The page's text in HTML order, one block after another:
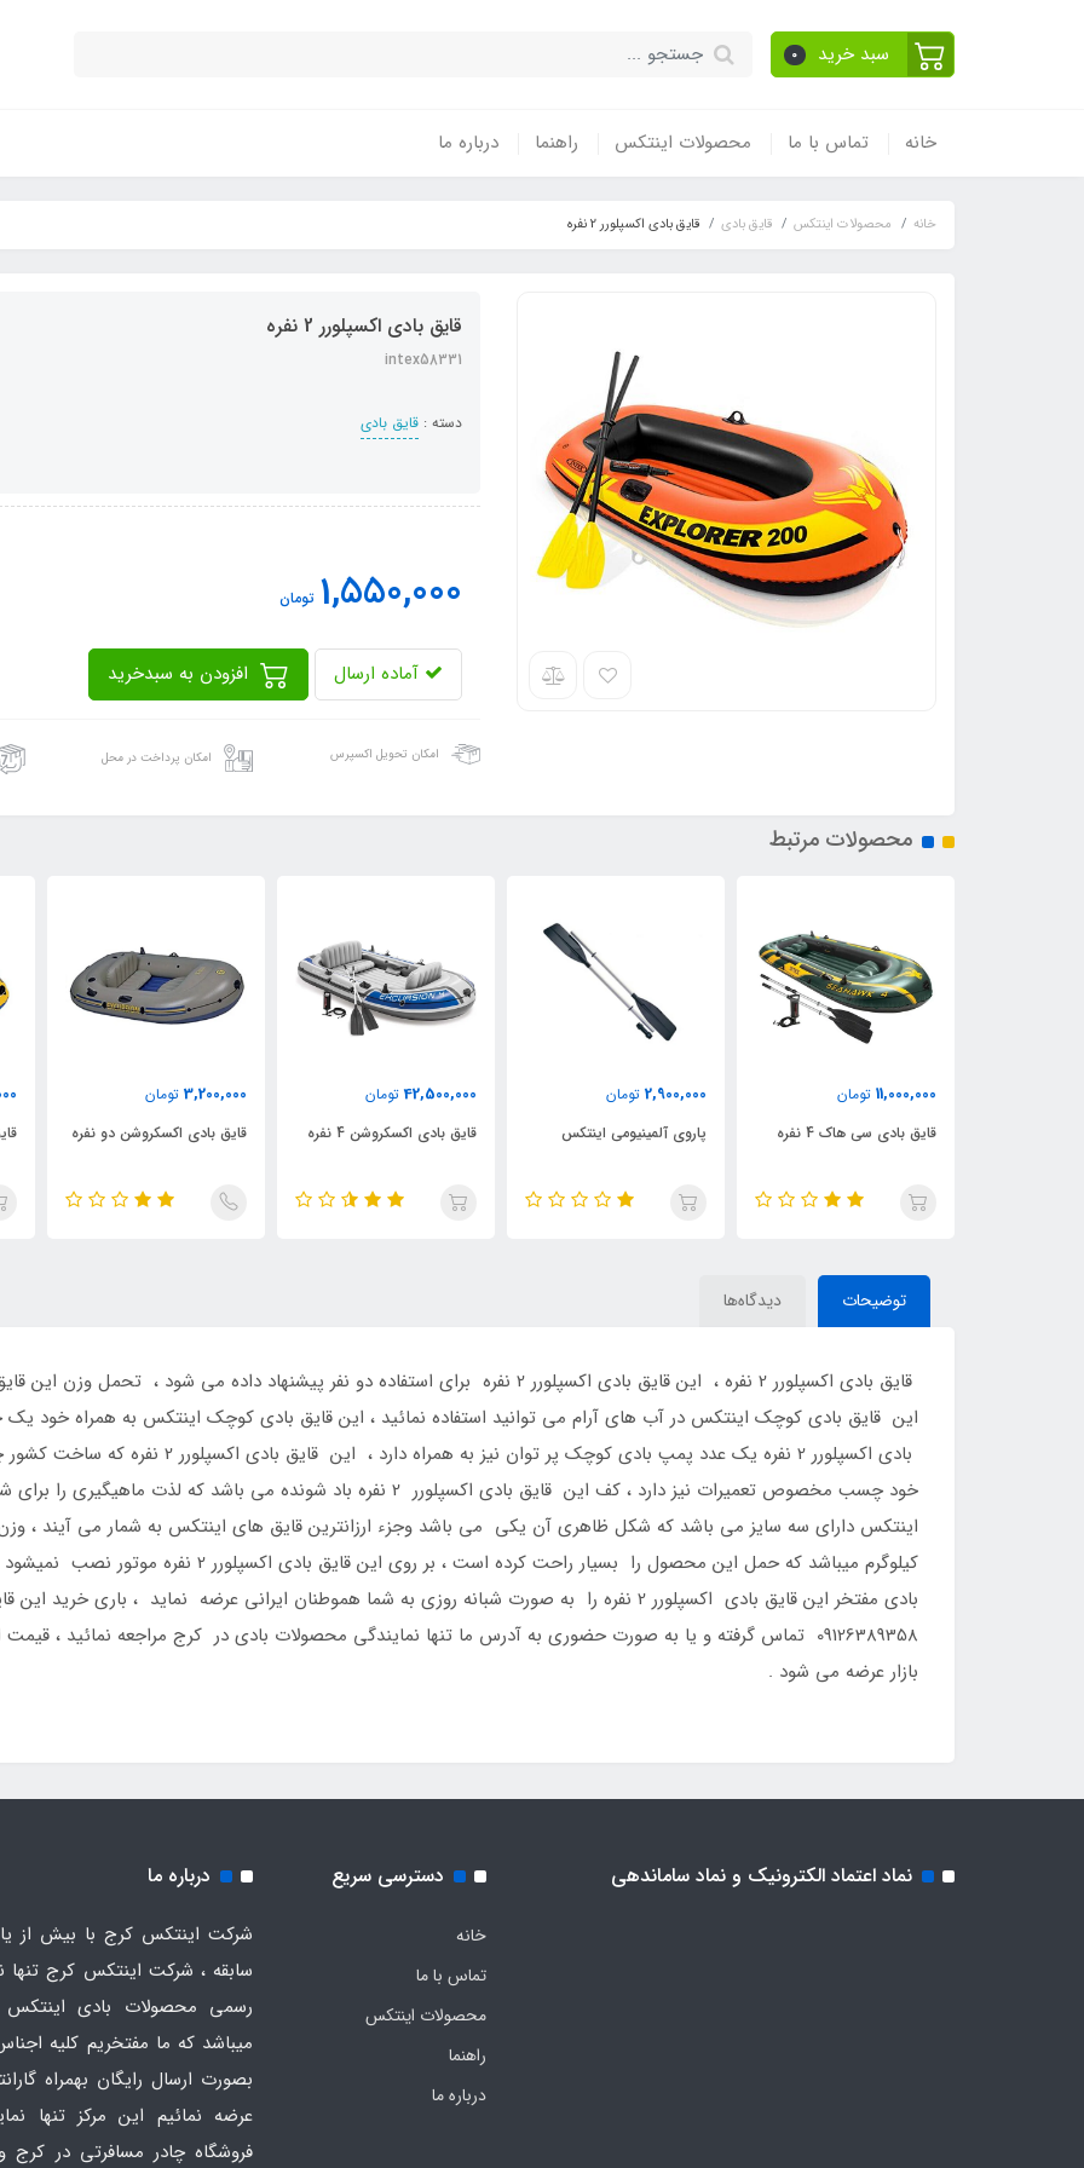
سبد خرید 0
خانه تماس با ما محصولات اینتکس راهنما درباره ما
خانه محصولات اینتکس قایق بادی قایق بادی اکسپلورر 2 نفره
قایق بادی اکسپلورر 2 نفره
intex58331
دسته : قایق بادی
1,550,000 تومان
آماده ارسال
امکان تحویل اکسپرس امکان پرداخت در محل
محصولات مرتبط
2,900,000 تومان
پاروی آلمینیومی اینتکس
42,500,000 تومان
قایق بادی اکسکروشن 4 نفره
3,200,000 تومان
قایق بادی اکسکروشن دو نفره
4,600,000 تومان
قایق بادی چلنجر 2 نفره
توضیحات دیدگاه‌ها
بادی اکسپلورر 2 نفره یک عدد پمپ بادی کوچک پر
خود چسب مخصوص تعمیرات نیز دارد ، کف این قایق بادی اکسپلورر 2 نفره باد
کیلوگرم میباشد که حمل این محصول را بسیار راحت کرده
بازار عرضه می شود .
نماد اعتماد الکترونیک و نماد ساماندهی دسترسی سریع
خانه
تماس با ما
محصولات اینتکس
راهنما
درباره ما
درباره ما
شرکت اینتکس کرج با بیش از
سابقه ، شرکت اینتکس کرج تنها
رسمی محصولات بادی
میباشد که ما مفتخریم کلیه
بصورت ارسال رایگان بهمراه
عرضه نمائیم این مرکز تنها
فروشگاه چادر مسافرتی در کرج